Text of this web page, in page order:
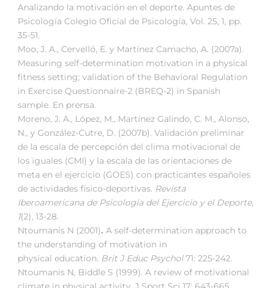
Analizando la motivación en el deporte. Apuntes de
Psicología Colegio Oficial de Psicología, Vol. 25, 1, pp.
35-51.
Moo, J. A., Cervelló, E. y Martínez Camacho, A. (2007a).
Measuring self-determination motivation in a physical
fitness setting; validation of the Behavioral Regulation
in Exercise Questionnaire-2 (BREQ-2) in Spanish
sample. En prensa.
Moreno, J. A., López, M., Martínez Galindo, C. M., Alonso,
N., y González-Cutre, D. (2007b). Validación preliminar
de la escala de percepción del clima motivacional de
los iguales (CMI) y la escala de las orientaciones de
meta en el ejercicio (GOES) con practicantes españoles
de actividades físico-deportivas. Revista
Iberoamericana de Psicología del Ejercicio y el Deporte,
1(2), 13-28.
Ntoumanis N (2001). A self-determination approach to
the understanding of motivation in
physical education. Brit J Educ Psychol71: 225-242.
Ntoumanis N, Biddle S (1999). A review of motivational